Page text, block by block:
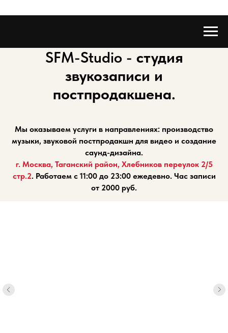
SFM-Studio - студия
звукозаписи и
постпродакшена.
Мы оказываем услуги в направлениях: производство
музыки, звуковой постпродакшн для видео и создание
саунд-дизайна.
г. Москва, Таганский район, Хлебников переулок 2/5
стр.2. Работаем с 11:00 до 23:00 ежедевно. Час записи
от 2000 руб.